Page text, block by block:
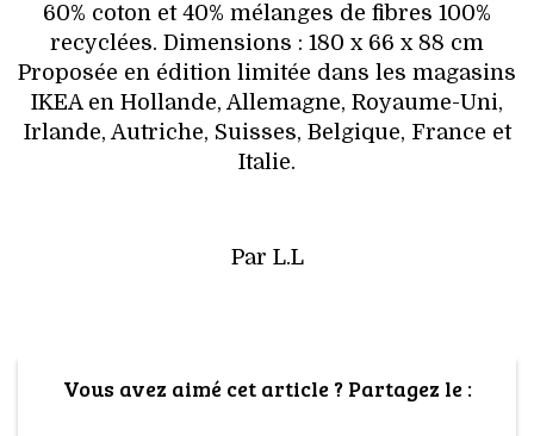
60% coton et 40% mélanges de fibres 100%
recyclées. Dimensions : 180 x 66 x 88 cm
Proposée en édition limitée dans les magasins
IKEA en Hollande, Allemagne, Royaume-Uni,
Irlande, Autriche, Suisses, Belgique, France et
Italie.
Par L.L
Vous avez aimé cet article ? Partagez le :